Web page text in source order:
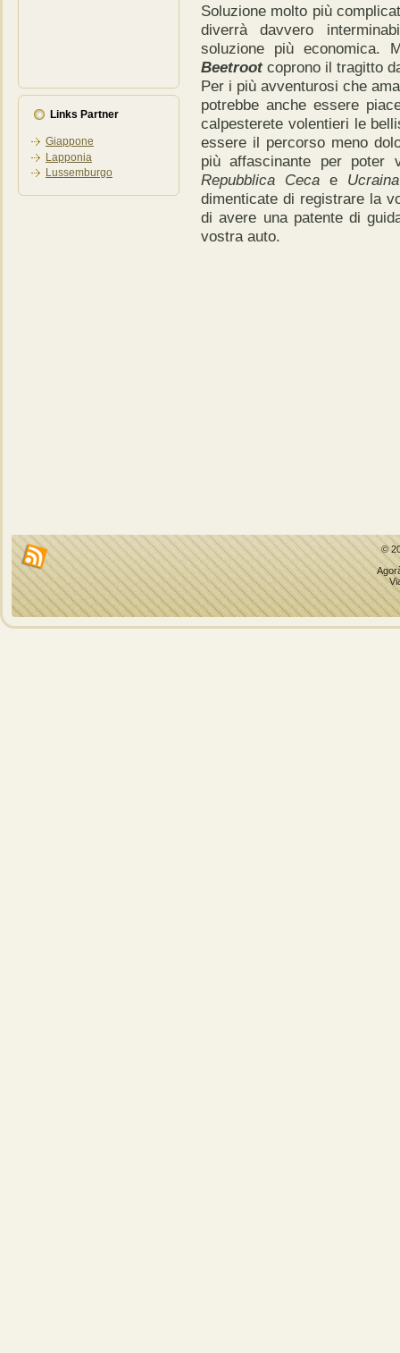
Links Partner
Giappone
Lapponia
Lussemburgo
Soluzione molto più
diverrà davvero
soluzione più economica.
Beetrootcoprono il tragitto
Per i più avventurosi che
potrebbe anche essere
calpesterete volentieri le
essere il percorso meno
più affascinante per poter
Repubblica Ceca e Ucraina
dimenticate di registrare la
di avere una patente di
vostra auto.
©